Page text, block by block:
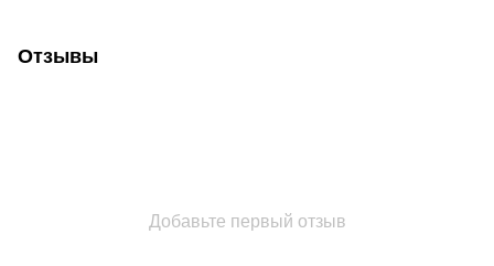
Отзывы
Добавьте первый отзыв